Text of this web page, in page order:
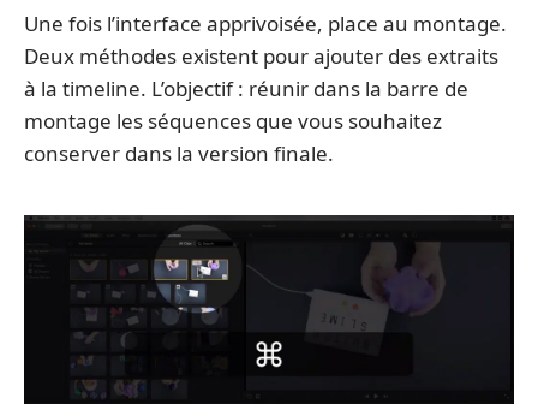
Une fois l’interface apprivoisée, place au montage.
Deux méthodes existent pour ajouter des extraits
à la timeline. L’objectif : réunir dans la barre de
montage les séquences que vous souhaitez
conserver dans la version finale.